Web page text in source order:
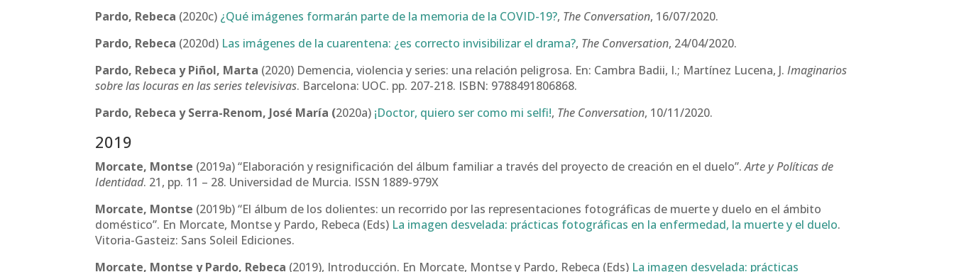
Pardo, Rebeca (2020c) ¿Qué imágenes formarán parte de la memoria de la COVID-19?, The Conversation, 16/07/2020.
Pardo, Rebeca (2020d) Las imágenes de la cuarentena: ¿es correcto invisibilizar el drama?, The Conversation, 24/04/2020.
Pardo, Rebeca y Piñol, Marta (2020) Demencia, violencia y series: una relación peligrosa. En: Cambra Badii, I.; Martínez Lucena, J.Imaginarios
sobre las locuras en las series televisivas. Barcelona: UOC. pp. 207-218. ISBN: 9788491806868.
Pardo, Rebeca y Serra-Renom, José María (2020a) ¡Doctor, quiero ser como mi selfi!, The Conversation, 10/11/2020.
2019
Morcate, Montse (2019a) “Elaboración y resignificación del álbum familiar a través del proyecto de creación en el duelo”.Arte y Políticas de
Identidad. 21, pp. 11 – 28. Universidad de Murcia. ISSN 1889-979X
Morcate, Montse (2019b) “El álbum de los dolientes: un recorrido por las representaciones fotográficas de muerte y duelo en el ámbito
doméstico”. En Morcate, Montse y Pardo, Rebeca (Eds) La imagen desvelada: prácticas fotográficas en la enfermedad, la muerte y el duelo.
Vitoria-Gasteiz: Sans Soleil Ediciones.
Morcate, Montse y Pardo, Rebeca (2019), Introducción. En Morcate, Montse y Pardo, Rebeca (Eds) La imagen desvelada: prácticas